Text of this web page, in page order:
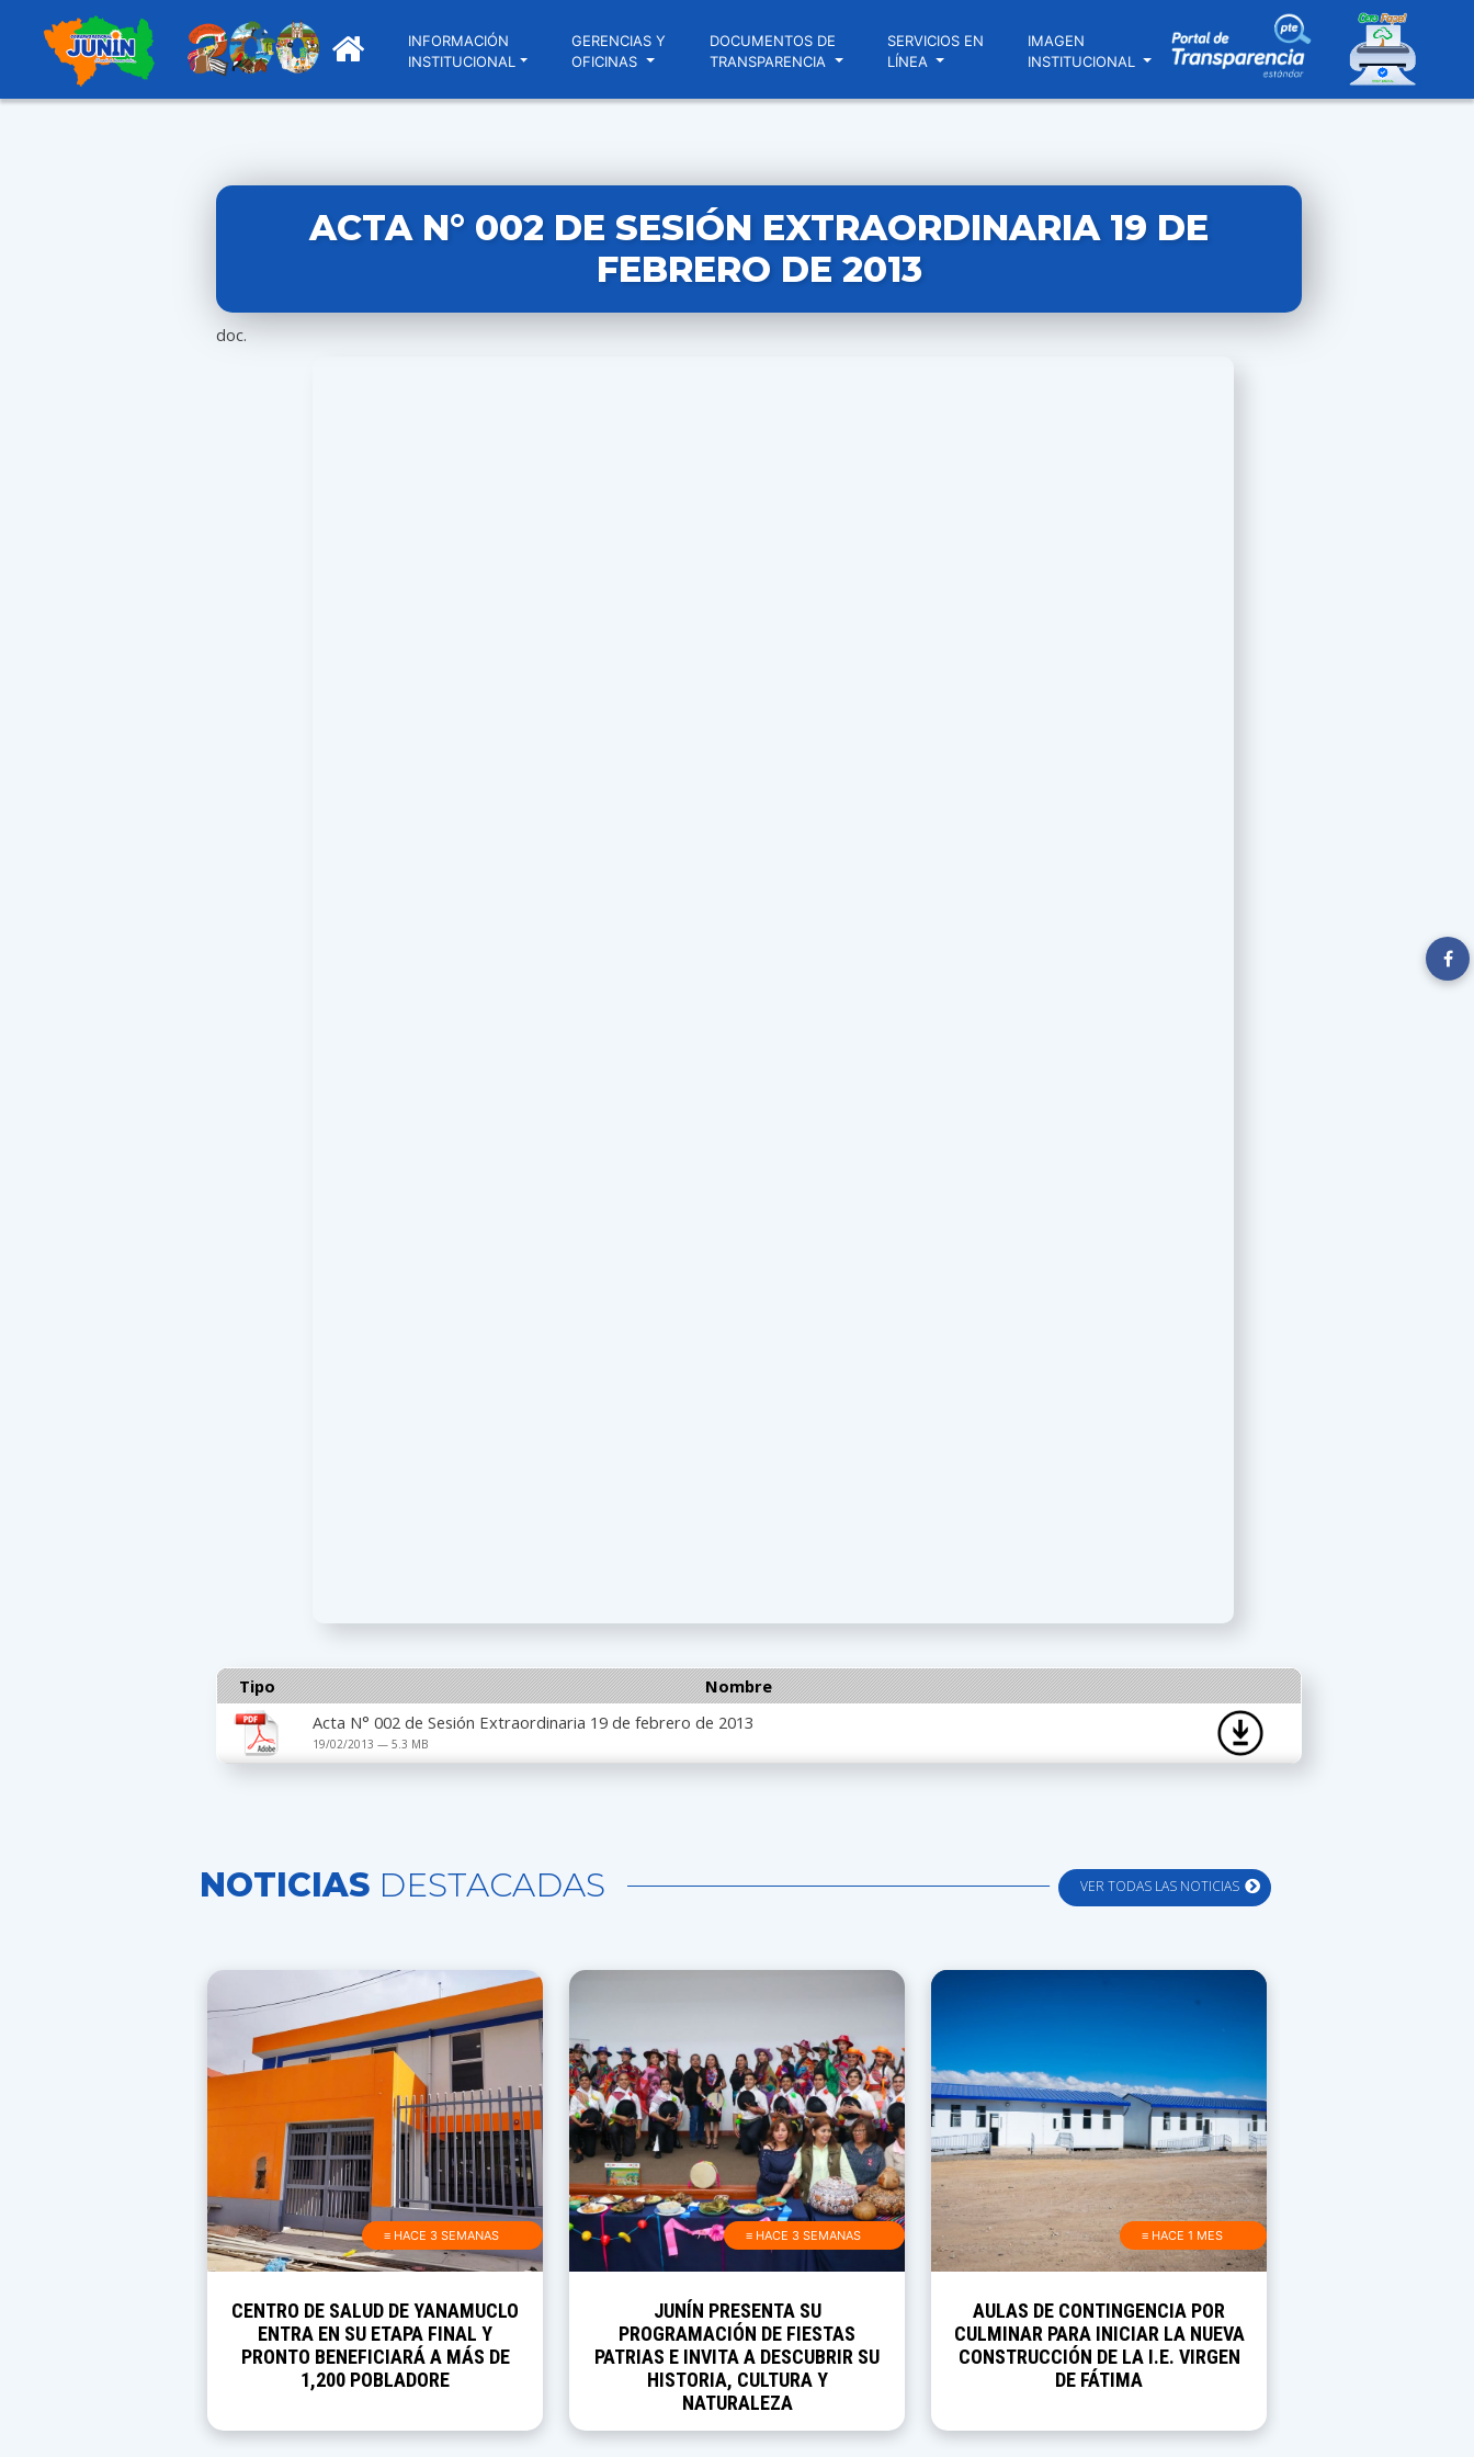
INFORMACIÓN
INSTITUCIONAL
GERENCIAS Y
OFICINAS
DOCUMENTOS DE
TRANSPARENCIA
SERVICIOS EN
LÍNEA
IMAGEN
INSTITUCIONAL
ACTA N° 002 DE SESIÓN EXTRAORDINARIA 19 DE
FEBRERO DE 2013
doc.
Tipo
Nombre
Acta N° 002 de Sesión Extraordinaria 19 de febrero de 2013
19/02/2013 — 5.3 MB
VER TODAS LAS NOTICIAS
NOTICIAS DESTACADAS
≡ HACE 3 SEMANAS
CENTRO DE SALUD DE YANAMUCLO
ENTRA EN SU ETAPA FINAL Y
PRONTO BENEFICIARÁ A MÁS DE
1,200 POBLADORE
≡ HACE 3 SEMANAS
JUNÍN PRESENTA SU
PROGRAMACIÓN DE FIESTAS
PATRIAS E INVITA A DESCUBRIR SU
HISTORIA, CULTURA Y
NATURALEZA
≡ HACE 1 MES
AULAS DE CONTINGENCIA POR
CULMINAR PARA INICIAR LA NUEVA
CONSTRUCCIÓN DE LA I.E. VIRGEN
DE FÁTIMA